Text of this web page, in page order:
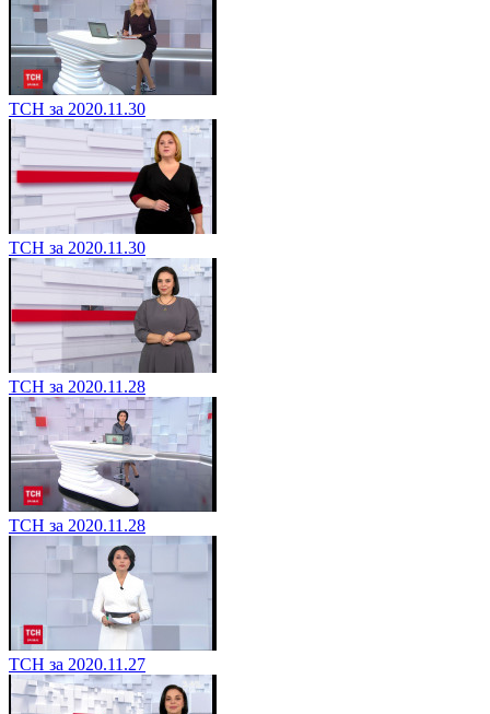
ТСН за 2020.11.30
ТСН за 2020.11.30
ТСН за 2020.11.28
ТСН за 2020.11.28
ТСН за 2020.11.27